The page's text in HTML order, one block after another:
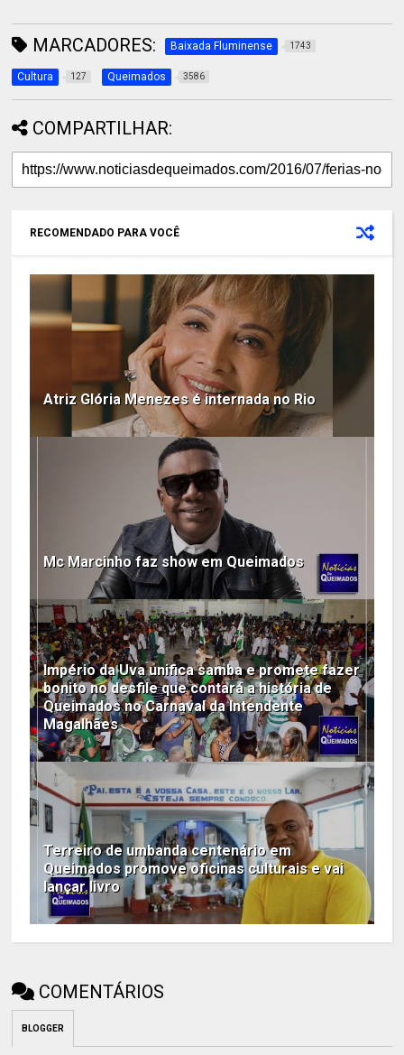
MARCADORES: Baixada Fluminense 1743
Cultura 127 Queimados 3586
COMPARTILHAR:
RECOMENDADO PARA VOCÊ
Atriz Glória Menezes é internada no Rio
Mc Marcinho faz show em Queimados
Império da Uva unifica samba e promete fazer
bonito no desfile que contará a história de
Queimados no Carnaval da Intendente
Magalhães
Terreiro de umbanda centenário em
Queimados promove oficinas culturais e vai
lançar livro
COMENTÁRIOS
BLOGGER